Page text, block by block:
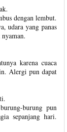
dengan lembut.
udara yang panas
karena cuaca
Alergi pun dapat
burung pun
sepanjang hari.